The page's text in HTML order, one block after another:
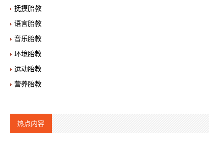
抚摸胎教
语言胎教
音乐胎教
环境胎教
运动胎教
营养胎教
热点内容